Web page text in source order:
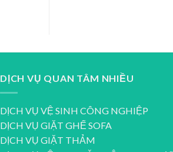
DỊCH VỤ QUAN TÂM NHIỀU
DỊCH VỤ VỆ SINH CÔNG NGHIỆP
DỊCH VỤ GIẶT GHẾ SOFA
DỊCH VỤ GIẶT THẢM